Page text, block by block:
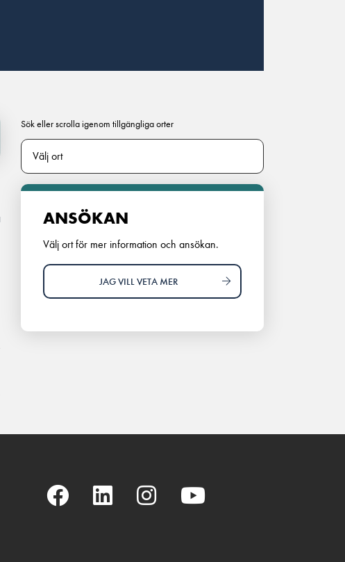
Sök eller scrolla igenom tillgängliga orter
ANSÖKAN
Välj ort för mer information och ansökan.
JAG VILL VETA MER